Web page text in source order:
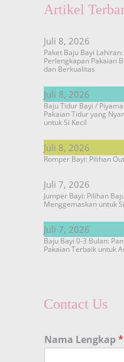
Artikel
Juli 8, 2026
Paket Baju Bayi
Perlengkapan Pakaian
dan Berkualitas
Juli 8, 2026
Baju Tidur Bayi /
Pakaian Tidur yang
untuk Si Kecil
Juli 8, 2026
Romper Bayi: Pilihan
Juli 7, 2026
Jumper Bayi: Pilihan
Menggemaskan untuk
Juli 7, 2026
Baju Bayi 0-3 Bulan:
Pakaian Terbaik untuk
Contact Us
Nama Lengkap*